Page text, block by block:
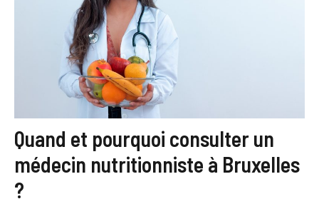
Quand et pourquoi consulter un
médecin nutritionniste à Bruxelles
?